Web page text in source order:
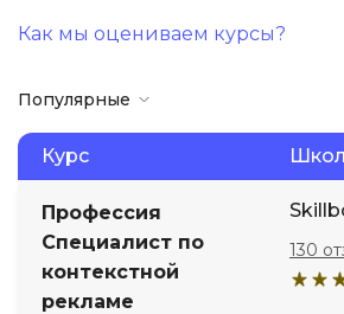
Как мы оцениваем курсы?
Популярные
Курс
Профессия
Специалист по
контекстной
рекламе
130
Дизайн
Аналитика
Менеджмент
Иностранные языки
Soft Skills